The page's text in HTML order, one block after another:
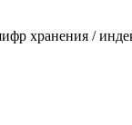
хранения /